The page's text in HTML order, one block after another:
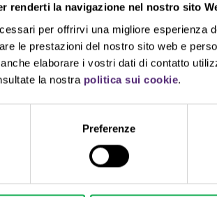
renderti la navigazione nel nostro sito
per offrirvi una migliore esperienza
le prestazioni del nostro sito web e
elaborare i vostri dati di contatto
la nostra politica sui cookie.
Preferenze
Mostra
Utilizza i tag per una